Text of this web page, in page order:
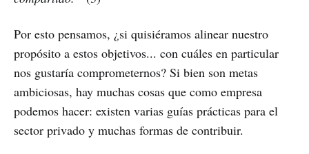
Por esto pensamos, ¿si quisiéramos alinear nuestro
propósito a estos objetivos... con cuáles en particular
nos gustaría comprometernos? Si bien son metas
ambiciosas, hay muchas cosas que como empresa
podemos hacer: existen varias guías prácticas para el
sector privado y muchas formas de contribuir.